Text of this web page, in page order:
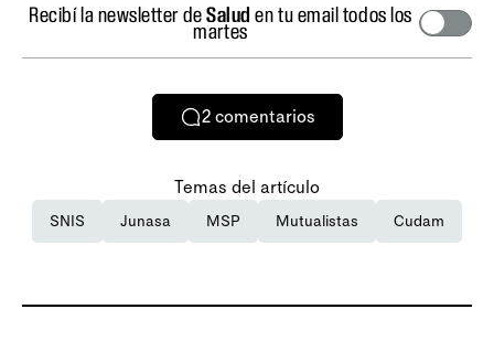
Recibí la newsletter deSalud en tu email todos los
martes
2 comentarios
Temas del artículo
SNIS Junasa MSP Mutualistas Cudam